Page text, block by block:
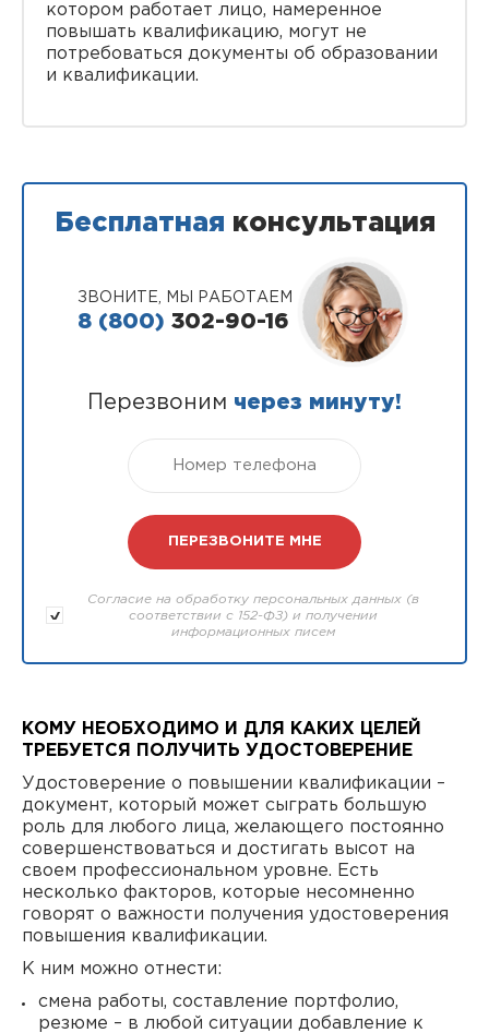
котором работает лицо, намеренное
повышать квалификацию, могут не
потребоваться документы об образовании
и квалификации.
Бесплатная консультация
ЗВОНИТЕ, МЫ РАБОТАЕМ
8 (800) 302-90-16
Перезвоним через минуту!
Согласие на обработку персональных данных (в
соответствии с 152-ФЗ) и получении
информационных писем
КОМУ НЕОБХОДИМО И ДЛЯ КАКИХ ЦЕЛЕЙ
ТРЕБУЕТСЯ ПОЛУЧИТЬ УДОСТОВЕРЕНИЕ
Удостоверение о повышении квалификации –
документ, который может сыграть большую
роль для любого лица, желающего постоянно
совершенствоваться и достигать высот на
своем профессиональном уровне. Есть
несколько факторов, которые несомненно
говорят о важности получения удостоверения
повышения квалификации.
К ним можно отнести:
смена работы, составление портфолио,
резюме – в любой ситуации добавление к